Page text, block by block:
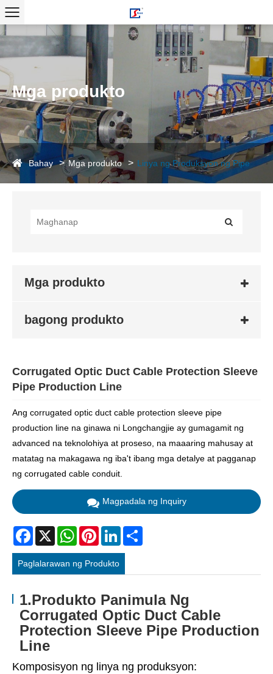
Mga produkto
Bahay Mga produkto Linya ng Produksyon ng Pipe
Mga produkto
bagong produkto
Corrugated Optic Duct Cable Protection Sleeve
Pipe Production Line
Ang corrugated optic duct cable protection sleeve pipe
production line na ginawa ni Longchangjie ay gumagamit ng
advanced na teknolohiya at proseso, na maaaring mahusay at
matatag na makagawa ng iba't ibang mga detalye at pagganap
ng corrugated cable conduit.
Magpadala ng Inquiry
Facebook
X WhatsAppPinterestLinkedIn
Paglalarawan ng Produkto
1.Produkto Panimula Ng
Corrugated Optic Duct Cable
Protection Sleeve Pipe Production
Line
Komposisyon ng linya ng produksyon: